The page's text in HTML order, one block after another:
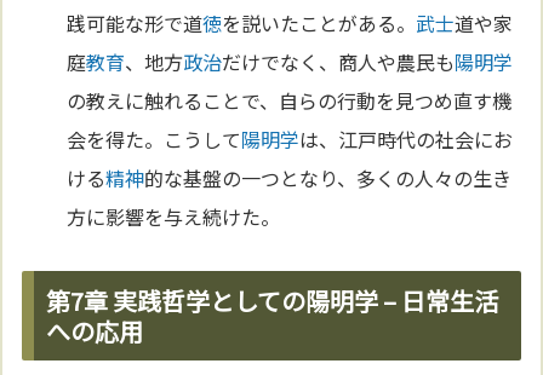
践可能な形で道徳を説いたことがある。 武士道や家
庭教育、地方政治だけでなく、商人や農民も陽明学
の教えに触れることで、自らの行動を見つめ直す機
会を得た。こうして陽明学は、江戸時代の社会にお
ける精神的な基盤の一つとなり、多くの人々の生き
方に影響を与え続けた。
第7章 実践哲学としての陽明学 – 日常生活
への応用